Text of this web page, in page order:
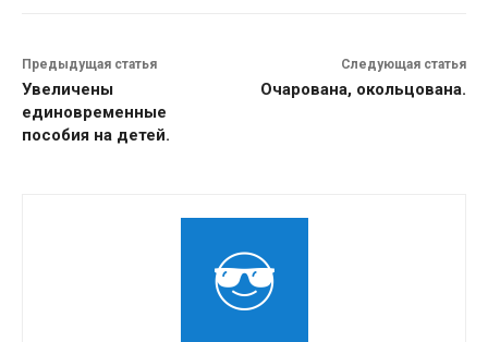
Предыдущая статья
Увеличены
единовременные
пособия на детей.
Следующая статья
Очарована, окольцована.